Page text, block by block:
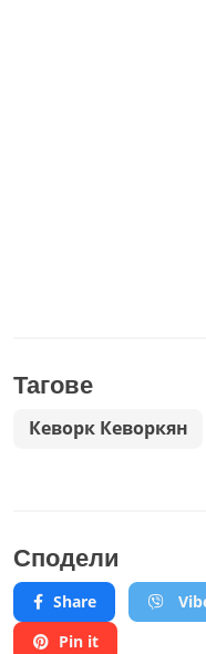
Тагове
Кеворк Кеворкян
Сподели
Share
Pin it